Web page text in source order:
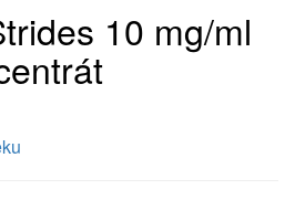
10 mg/ml